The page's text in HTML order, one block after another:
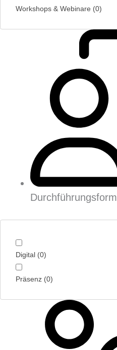
Workshops & Webinare (0)
Durchführungsform
Digital (0)
Präsenz (0)